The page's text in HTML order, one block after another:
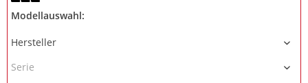
Modellauswahl: